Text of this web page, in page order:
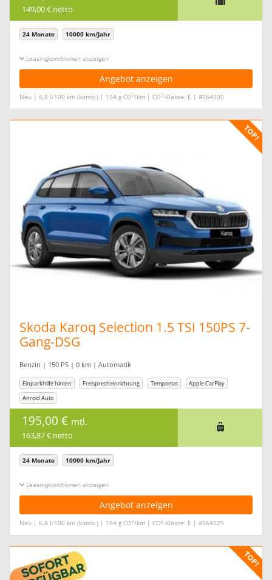
149,00 € netto
24 Monate 10000 km/Jahr
Leasingkonditionen ein-/ausblenden
Angebot anzeigen
Neu | 6,8 l/100 km (komb.) | 154 g CO2/km | CO2-Klasse: E | #564530
Skoda Karoq Selection 1.5 TSI 150PS 7-
Gang-DSG
Benzin | 150 PS | 0 km | Automatik
Einparkhilfe hinten Freisprecheinrichtung Tempomat
Apple CarPlay
Anroid Auto
195,00 € mtl.
163,87 € netto
24 Monate 10000 km/Jahr
Leasingkonditionen ein-/ausblenden
Angebot anzeigen
Neu | 6,8 l/100 km (komb.) | 154 g CO2/km | CO2-Klasse: E | #564529